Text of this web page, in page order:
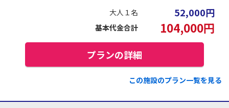
大人１名 52,000円
基本代金合計 104,000円
プランの詳細
この施設のプラン一覧を見る